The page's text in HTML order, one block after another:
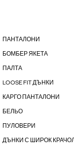
ПАНТАЛОНИ
БОМБЕР ЯКЕТА
ПАЛТА
LOOSE FIT ДЪНКИ
КАРГО ПАНТАЛОНИ
БЕЛЬО
ПУЛОВЕРИ
ДЪНКИ С ШИРОК КРАЧОЛ